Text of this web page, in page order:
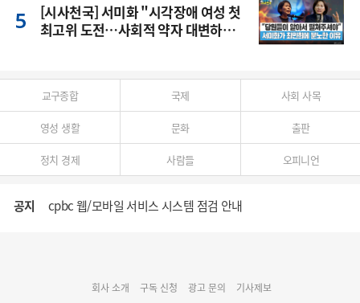
[시사천국] 서미화 "시각장애 여성 첫
최고위 도전…사회적 약자 대변하겠
교구종합 국제 사회 사목
영성 생활 문화 출판
정치 경제 사람들 오피니언
공지 cpbc 웹/모바일 서비스 시스템 점검 안내
명동 미디어큐브 & 1898 미디어월 공모전 수상작 발표
회사 소개 구독 신청 광고 문의 기사제보